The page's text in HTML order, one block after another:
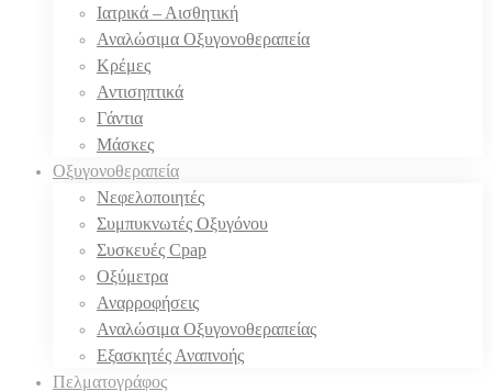
Ιατρικά – Αισθητική
Αναλώσιμα Οξυγονοθεραπεία
Κρέμες
Αντισηπτικά
Γάντια
Μάσκες
Οξυγονοθεραπεία
Νεφελοποιητές
Συμπυκνωτές Οξυγόνου
Συσκευές Cpap
Οξύμετρα
Αναρροφήσεις
Αναλώσιμα Οξυγονοθεραπείας
Εξασκητές Αναπνοής
Πελματογράφος